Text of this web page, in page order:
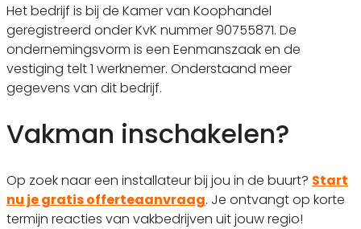
Het bedrijf is bij de Kamer van Koophandel
geregistreerd onder KvK nummer 90755871. De
ondernemingsvorm is een Eenmanszaak en de
vestiging telt 1 werknemer. Onderstaand meer
gegevens van dit bedrijf.
Vakman inschakelen?
Op zoek naar een installateur bij jou in de buurt? Start
nu je gratis offerteaanvraag. Je ontvangt op korte
termijn reacties van vakbedrijven uit jouw regio!